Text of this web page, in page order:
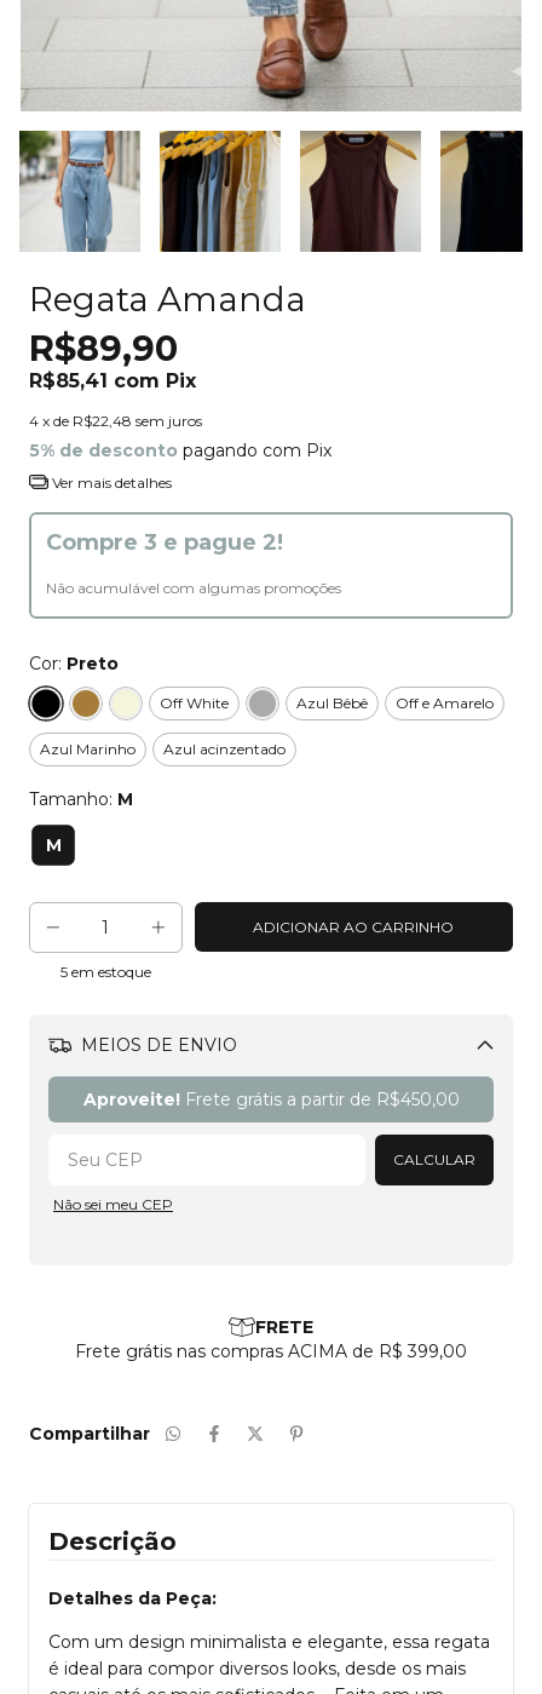
Regata Amanda
R$89,90
R$85,41 com Pix
4 x de R$22,48 sem juros
5% de desconto pagando com Pix
Ver mais detalhes
Compre 3 e pague 2!
Não acumulável com algumas promoções
Cor: Preto
Off White Azul Bêbê Off e Amarelo
Azul Marinho Azul acinzentado
Tamanho: M
M
5em estoque
MEIOS DE ENVIO
Alterar CEP
Aproveite! Frete grátis a partir de R$450,00
CALCULAR
Não sei meu CEP
FRETE
Frete grátis nas compras ACIMA de R$ 399,00
Compartilhar
Descrição
Detalhes da Peça:
Com um design minimalista e elegante, essa regata
é ideal para compor diversos looks, desde os mais